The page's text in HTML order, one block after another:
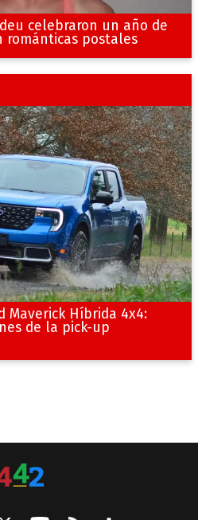
celebraron un año de
románticas postales
Maverick Híbrida 4x4:
de la pick-up